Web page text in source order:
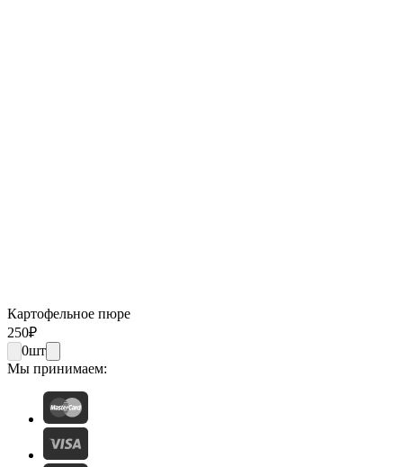
Картофельное пюре
250₽
0шт
Мы принимаем: